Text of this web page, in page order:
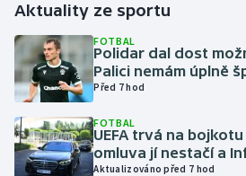
Golf
Gymnastika
Házená
Jezdectví
Aktuality ze sportu
FOTBAL
Polidar dal dost
Palici nemám úplně
Před 7 hod
FOTBAL
UEFA trvá na bojkotu
omluva jí nestačí a
Aktualizováno před 7 hod